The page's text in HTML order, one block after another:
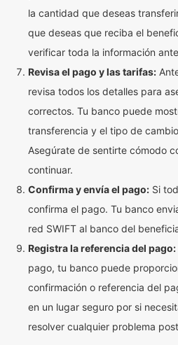
la cantidad que deseas
que deseas que reciba el
verificar toda la información
Revisa el pago y las tarifas:
revisa todos los detalles para
correctos. Tu banco puede
transferencia y el tipo de
Asegúrate de sentirte cómodo
continuar.
Confirma y envía el pago: Si
confirma el pago. Tu banco
red SWIFT al banco del
Registra la referencia del pago:
pago, tu banco puede
confirmación o referencia del
en un lugar seguro por si
resolver cualquier problema